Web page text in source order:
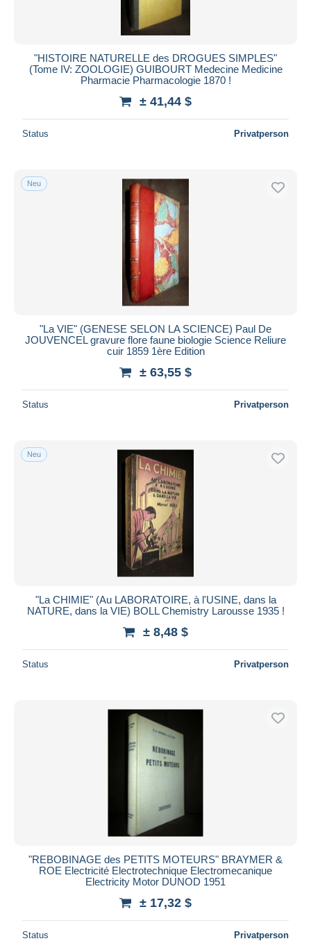
"HISTOIRE NATURELLE des DROGUES SIMPLES"
(Tome IV: ZOOLOGIE) GUIBOURT Medecine Medicine
Pharmacie Pharmacologie 1870 !
± 41,44 $
Status Privatperson
Neu
"La VIE" (GENESE SELON LA SCIENCE) Paul De
JOUVENCEL gravure flore faune biologie Science Reliure
cuir 1859 1ère Edition
± 63,55 $
Status Privatperson
Neu
"La CHIMIE" (Au LABORATOIRE, à l'USINE, dans la
NATURE, dans la VIE) BOLL Chemistry Larousse 1935 !
± 8,48 $
Status Privatperson
"REBOBINAGE des PETITS MOTEURS" BRAYMER &
ROE Electricité Electrotechnique Electromecanique
Electricity Motor DUNOD 1951
± 17,32 $
Status Privatperson